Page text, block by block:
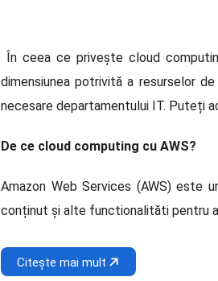
În ceea ce privește cloud
dimensiunea potrivită a resurselor
necesare departamentului IT. Puteți
De ce cloud computing cu AWS?
Amazon Web Services (AWS) este
conținut și alte functionalităti pentru
Citește mai mult